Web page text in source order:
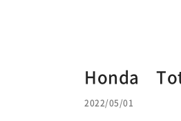
Honda
2022/05/01